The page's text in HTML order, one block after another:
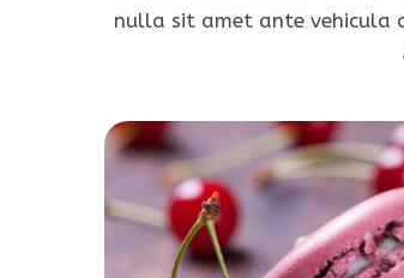
nulla sit amet ante vehicula